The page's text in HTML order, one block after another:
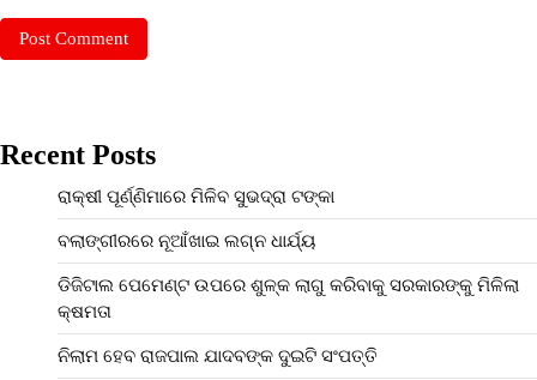
Recent Posts
ରାକ୍ଷୀ ପୂର୍ଣ୍ଣିମାରେ ମିଳିବ ସୁଭଦ୍ରା ଟଙ୍କା
ବଲାଙ୍ଗୀରରେ ନୂଆଁଖାଇ ଲଗ୍ନ ଧାର୍ଯ୍ୟ
ଡିଜିଟାଲ ପେମେଣ୍ଟ ଉପରେ ଶୁଳ୍କ ଲାଗୁ କରିବାକୁ ସରକାରଙ୍କୁ ମିଳିଲା
କ୍ଷମତା
ନିଲାମ ହେବ ରାଜପାଲ ଯାଦବଙ୍କ ଦୁଇଟି ସଂପତ୍ତି